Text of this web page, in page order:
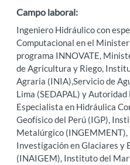
Campo laboral:
Ingeniero Hidráulico con
Computacional en el
programa INNOVATE,
de Agricultura y Riego,
Agraria (INIA),Servicio de
Lima (SEDAPAL) y
Especialista en Hidráulica
Geofísico del Perú (IGP),
Metalúrgico
Investigación en Glaciares y
(INAIGEM), Instituto del